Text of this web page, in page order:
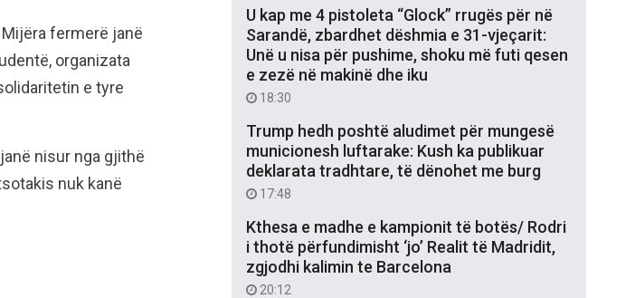
fermerë janë
organizata
e tyre
nisur nga gjithë
nuk kanë
U kap me 4 pistoleta “Glock” rrugës për në
Sarandë, zbardhet dëshmia e 31-vjeçarit:
Unë u nisa për pushime, shoku më futi qesen
e zezë në makinë dhe iku
18:30
Trump hedh poshtë aludimet për mungesë
municionesh luftarake: Kush ka publikuar
deklarata tradhtare, të dënohet me burg
17:48
Kthesa e madhe e kampionit të botës/ Rodri
i thotë përfundimisht ‘jo’ Realit të Madridit,
zgjodhi kalimin te Barcelona
20:12